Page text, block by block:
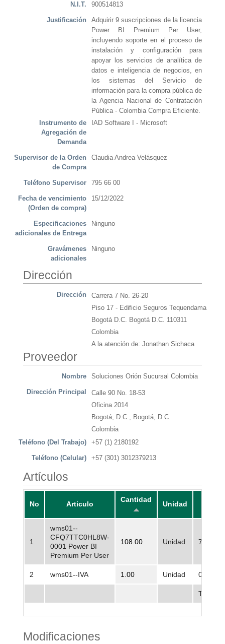
N.I.T.
900514813
Justificación
Adquirir 9 suscripciones de la licencia
Power BI Premium Per User,
incluyendo soporte en el proceso de
instalación y configuración para
apoyar los servicios de analítica de
datos e inteligencia de negocios, en
los sistemas del Servicio de
información para la compra pública de
la Agencia Nacional de Contratación
Pública - Colombia Compra Eficiente.
Instrumento de
Agregación de
Demanda
IAD Software I - Microsoft
Supervisor de la Orden
de Compra
Claudia Andrea Velásquez
Teléfono Supervisor 795 66 00
Fecha de vencimiento
(Orden de compra)
15/12/2022
Especificaciones
adicionales de Entrega
Ninguno
Gravámenes
adicionales
Ninguno
Dirección
Dirección
Carrera 7 No. 26-20
Piso 17 - Edificio Seguros Tequendama
Bogotá D.C. Bogotá D.C. 110311
Colombia
A la atención de: Jonathan Sichaca
Proveedor
Nombre Soluciones Orión Sucursal Colombia
Dirección Principal
Calle 90 No. 18-53
Oficina 2014
Bogotá, D.C., Bogotá, D.C.
Colombia
Teléfono (Del Trabajo)
+57 (1) 2180192
Teléfono (Celular) +57 (301) 3012379213
Artículos
No Articulo
Cantidad
Unidad
1
wms01--
CFQ7TTC0HL8W-
0001 Power BI
Premium Per User
108.00 Unidad
2 wms01--IVA 1.00 Unidad 0,00
Total
Modificaciones